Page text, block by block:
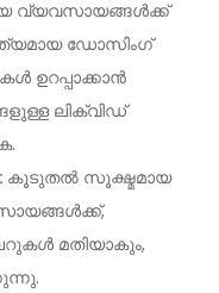
വ്യവസായങ്ങൾക്ക്
ഡോസിംഗ്
ഉറപ്പാക്കാൻ
ലിക്വിഡ്
കൂടുതൽ സൂക്ഷ്മമായ
മതിയാകും,